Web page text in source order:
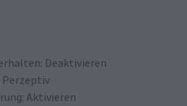
Deaktivieren
Perzeptiv
Aktivieren